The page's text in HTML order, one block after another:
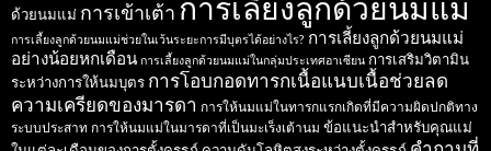
ด้วยนมแม่ การเข้าเต้า
การเลี้ยงลูกด้วยนมแม่ช่วยในเว้นระยะการมีบุตรได้อย่างไร? การเลี้ยงลูกด้วยนมแม่
อย่างน้อยหกเดือน การเลี้ยงลูกด้วยนมแม่ในกลุ่มประเทศอาเซียน การเสริมวิตามิน
ระหว่างการให้นมบุตร การโอบกอดทารกเนื้อแนบเนื้อช่วยลด
ความเครียดของมารดา การให้นมแม่ในทารกแรกเกิดที่มีความผิดปกติทาง
ระบบประสาท การให้นมแม่ในมารดาที่เป็นมะเร็งเต้านม ข้อแนะนำสำหรับคุณแม่